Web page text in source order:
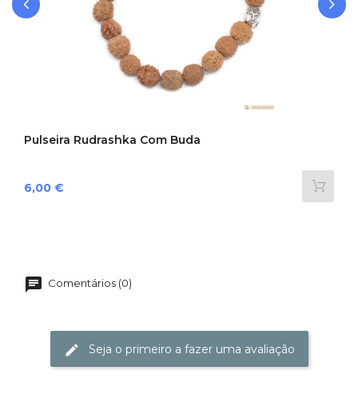
Pulseira Rudrashka Com Buda
Preço
6,00 €
Comentários (0)
Seja o primeiro a fazer uma avaliação